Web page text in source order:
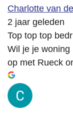
Charlotte van
2 jaar geleden
Top top top
Wil je je
op met Rueck